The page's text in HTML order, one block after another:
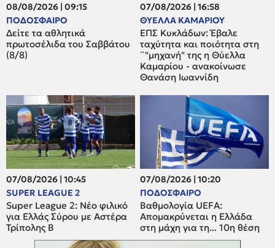
08/08/2026 | 09:15
ΠΟΔΟΣΦΑΙΡΟ
Δείτε τα αθλητικά
πρωτοσέλιδα του Σαββάτου
(8/8)
07/08/2026 | 16:58
ΘΥΕΛΛΑ ΚΑΜΑΡΙΟΥ
ΕΠΣ Κυκλάδων: Έβαλε
ταχύτητα και ποιότητα στη
¨"μηχανή" της η Θύελλα
Καμαρίου - ανακοίνωσε
Θανάση Ιωαννίδη
07/08/2026 | 10:45
SUPER LEAGUE 2
Super League 2: Νέο φιλικό
για Ελλάς Σύρου με Αστέρα
Τρίπολης Β
07/08/2026 | 10:20
ΠΟΔΟΣΦΑΙΡΟ
Βαθμολογία UEFA:
Απομακρύνεται η Ελλάδα
στη μάχη για τη... 10η θέση